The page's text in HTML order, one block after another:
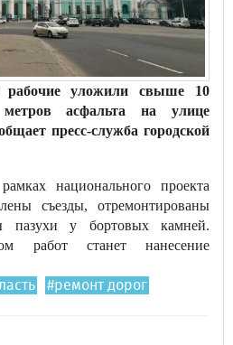
уложили свыше 10
асфальта на улице
пресс-служба городской
национального проекта
съезды, отремонтированы
пазухи у бортовых камней.
работ станет нанесение
#ремонт дорог